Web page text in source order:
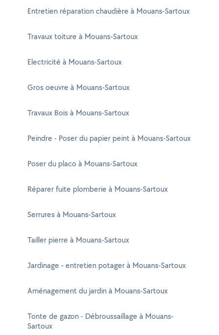
Entretien réparation chaudière à Mouans-Sartoux
Travaux toiture à Mouans-Sartoux
Electricité à Mouans-Sartoux
Gros oeuvre à Mouans-Sartoux
Travaux Bois à Mouans-Sartoux
Peindre - Poser du papier peint à Mouans-Sartoux
Poser du placo à Mouans-Sartoux
Réparer fuite plomberie à Mouans-Sartoux
Serrures à Mouans-Sartoux
Tailler pierre à Mouans-Sartoux
Jardinage - entretien potager à Mouans-Sartoux
Aménagement du jardin à Mouans-Sartoux
Tonte de gazon - Débroussaillage à Mouans-
Sartoux